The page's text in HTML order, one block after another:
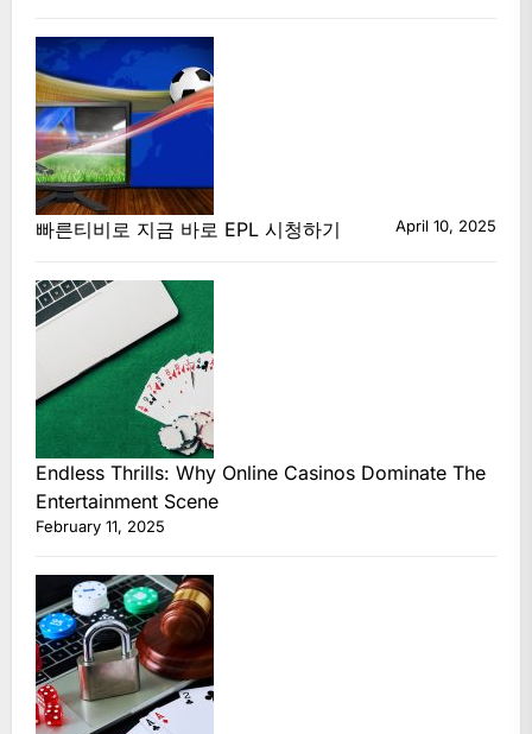
빠른티비로 지금 바로 EPL 시청하기 April 10, 2025
Endless Thrills: Why Online Casinos Dominate The
Entertainment Scene
February 11, 2025